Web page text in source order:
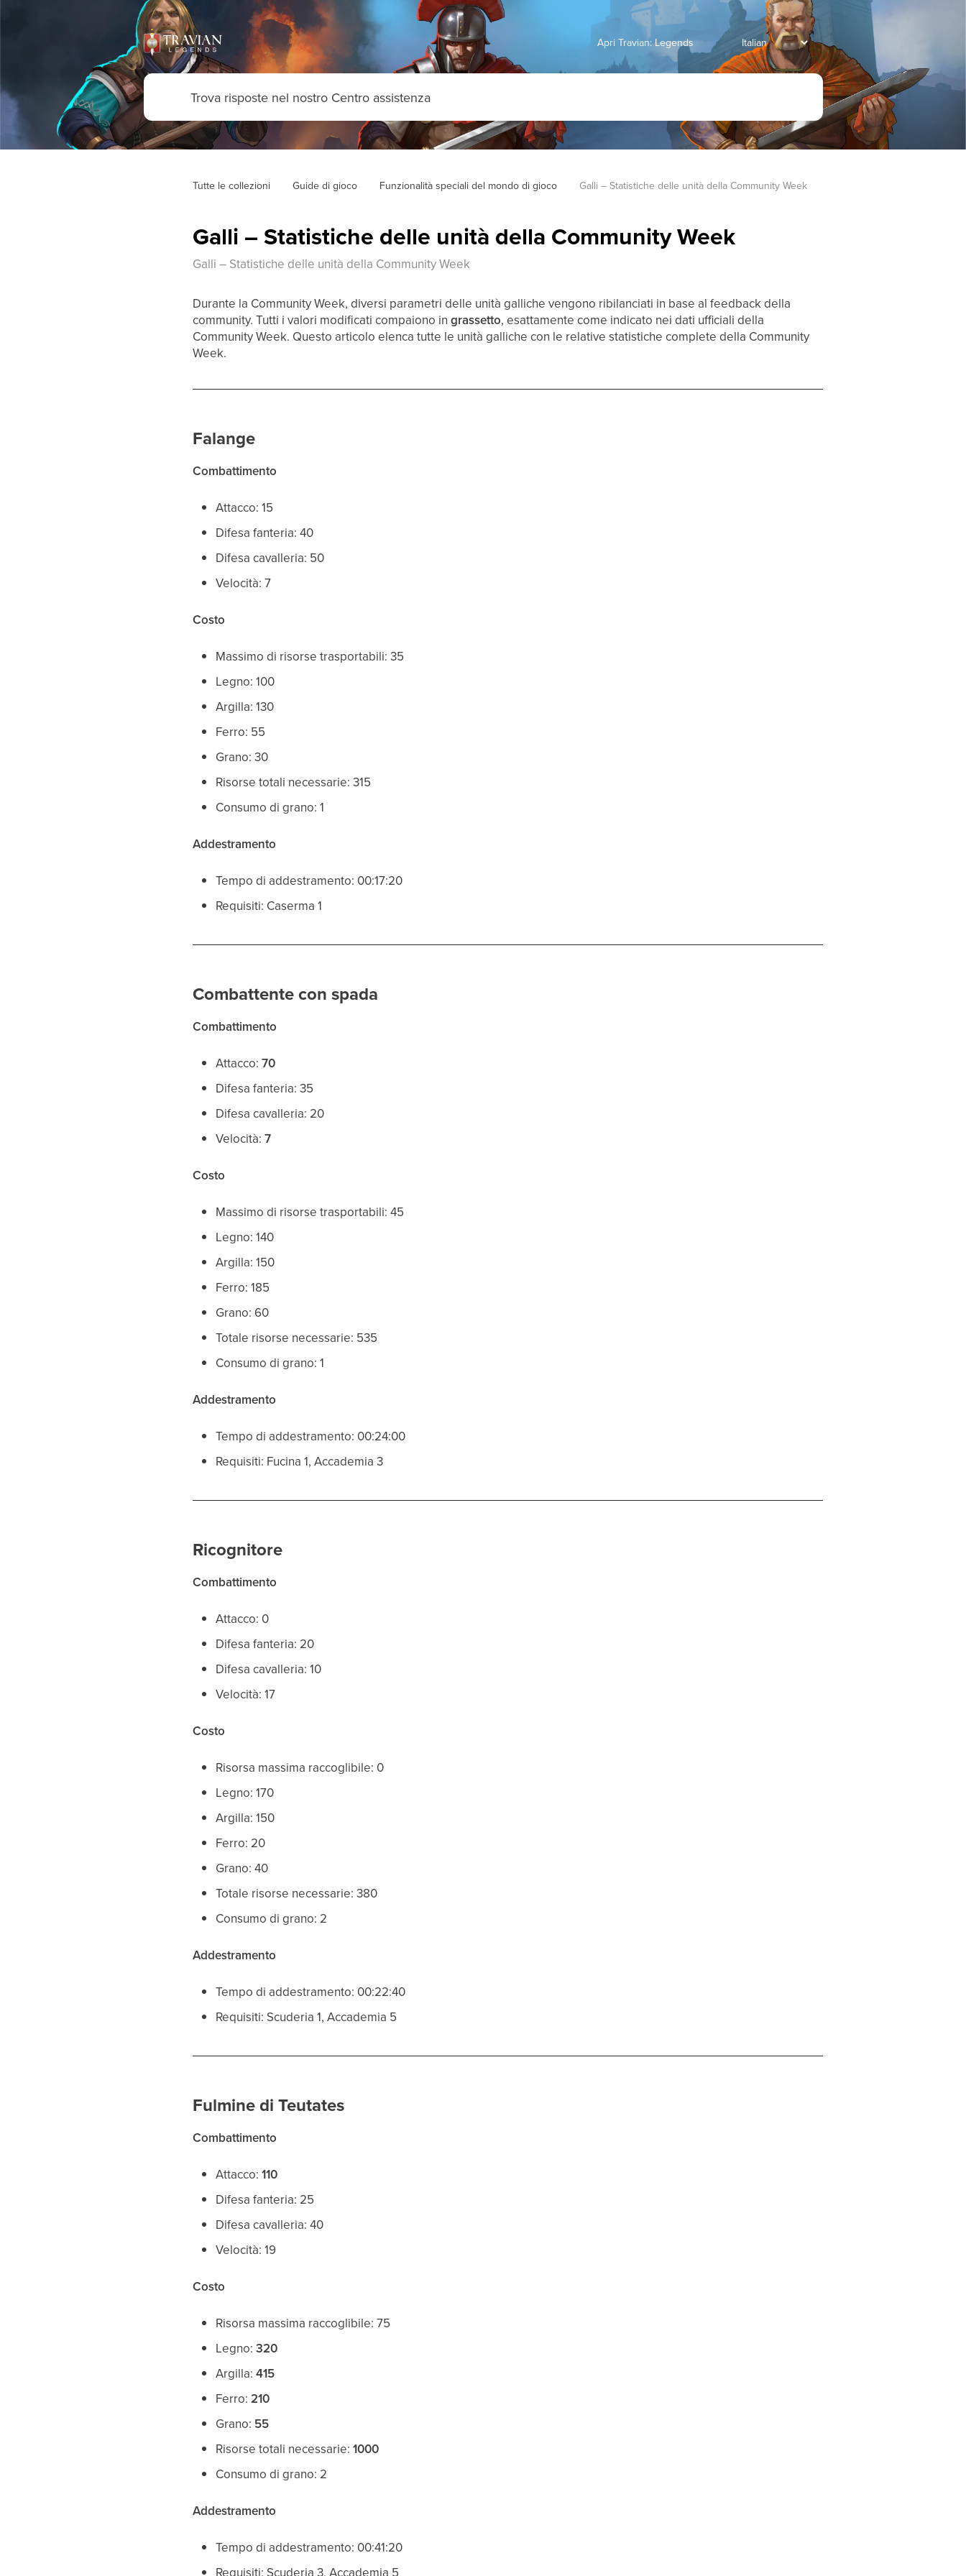
Apri Travian: Legends
Tutte le collezioni Guide di gioco Funzionalità speciali del mondo di gioco Galli – Statistiche delle unità della Community Week
Galli – Statistiche delle unità della Community Week
Galli – Statistiche delle unità della Community Week
Durante la Community Week, diversi parametri delle unità galliche vengono ribilanciati in base al feedback della
community. Tutti i valori modificati compaiono ingrassetto, esattamente come indicato nei dati ufficiali della
Community Week. Questo articolo elenca tutte le unità galliche con le relative statistiche complete della Community
Week.
Falange
Combattimento
Attacco: 15
Difesa fanteria: 40
Difesa cavalleria: 50
Velocità: 7
Costo
Massimo di risorse trasportabili: 35
Legno: 100
Argilla: 130
Ferro: 55
Grano: 30
Risorse totali necessarie: 315
Consumo di grano: 1
Addestramento
Tempo di addestramento: 00:17:20
Requisiti: Caserma 1
Combattente con spada
Combattimento
Attacco:70
Difesa fanteria: 35
Difesa cavalleria: 20
Velocità:7
Costo
Massimo di risorse trasportabili: 45
Legno: 140
Argilla: 150
Ferro: 185
Grano: 60
Totale risorse necessarie: 535
Consumo di grano: 1
Addestramento
Tempo di addestramento: 00:24:00
Requisiti: Fucina 1, Accademia 3
Ricognitore
Combattimento
Attacco: 0
Difesa fanteria: 20
Difesa cavalleria: 10
Velocità: 17
Costo
Risorsa massima raccoglibile: 0
Legno: 170
Argilla: 150
Ferro: 20
Grano: 40
Totale risorse necessarie: 380
Consumo di grano: 2
Addestramento
Tempo di addestramento: 00:22:40
Requisiti: Scuderia 1, Accademia 5
Fulmine di Teutates
Combattimento
Attacco:110
Difesa fanteria: 25
Difesa cavalleria: 40
Velocità: 19
Costo
Risorsa massima raccoglibile: 75
Legno:320
Argilla:415
Ferro:210
Grano: 55
Risorse totali necessarie:1000
Consumo di grano: 2
Addestramento
Tempo di addestramento: 00:41:20
Requisiti: Scuderia 3, Accademia 5